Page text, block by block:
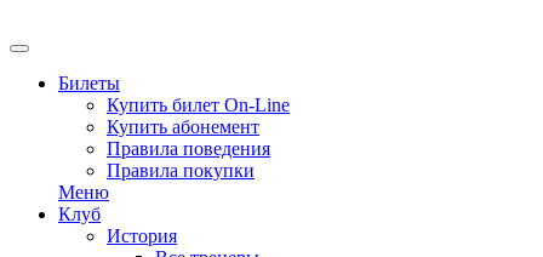
Билеты
Купить билет On-Line
Купить абонемент
Правила поведения
Правила покупки
Меню
Клуб
История